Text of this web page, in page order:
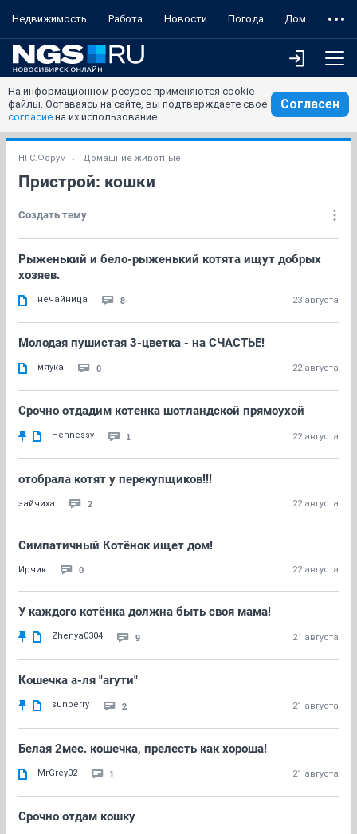
Недвижимость Работа Новости Погода Дом
На информационном ресурсе применяются cookie-
файлы. Оставаясь на сайте, вы подтверждаете свое
согласие на их использование.
Согласен
НГС.Форум Домашние животные
Пристрой: кошки
Создать тему
Рыженький и бело-рыженький котята ищут добрых
хозяев.
нечайница 8 23 августа
Молодая пушистая 3-цветка - на СЧАСТЬЕ!
мяука 0 22 августа
Срочно отдадим котенка шотландской прямоухой
Hennessy 1 22 августа
отобрала котят у перекупщиков!!!
зайчиха 2 22 августа
Симпатичный Котёнок ищет дом!
Ирчик 0 22 августа
У каждого котёнка должна быть своя мама!
Zhenya0304 9 21 августа
Кошечка а-ля "агути"
sunberry 2 21 августа
Белая 2мес. кошечка, прелесть как хороша!
MrGrey02 1 21 августа
Срочно отдам кошку